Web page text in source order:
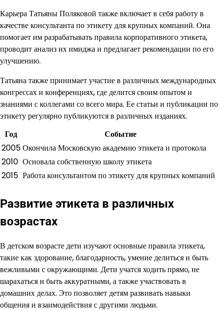
Карьера Татьяны Поляковой также включает в себя работу в
качестве консультанта по этикету для крупных компаний. Она
помогает им разрабатывать правила корпоративного этикета,
проводит анализ их имиджа и предлагает рекомендации по его
улучшению.
Татьяна также принимает участие в различных международных
конгрессах и конференциях, где делится своим опытом и
знаниями с коллегами со всего мира. Ее статьи и публикации по
этикету регулярно публикуются в различных изданиях.
Год
Событие
2005Окончила Московскую академию этикета и протокола
2010 Основала собственную школу этикета
2015 Работа консультантом по этикету для крупных компаний
Развитие этикета в различных
возрастах
В детском возрасте дети изучают основные правила этикета,
такие как здорование, благодарность, умение делиться и быть
вежливыми с окружающими. Дети учатся ходить прямо, не
шарахаться и быть аккуратными, а также участвовать в
домашних делах. Это позволяет детям развивать навыки
общения и взаимодействия с другими людьми.